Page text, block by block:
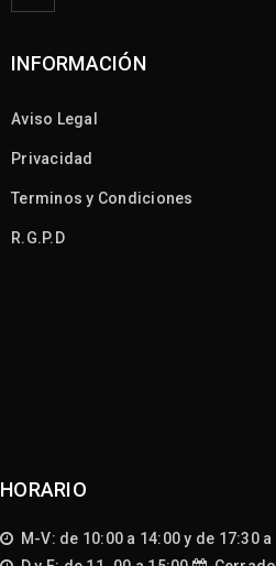
INFORMACIÓN
Aviso Legal
Privacidad
Terminos y Condiciones
R.G.P.D
HORARIO
M-V: de 10:00 a 14:00 y de 17:30 a